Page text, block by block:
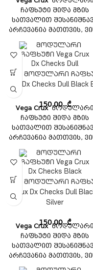
ჩაფხუტი შიდა მზის
სათვალით
არჩევანია მათთვის,
ეძებს ხარისხიან
ხელმისაწვდომ ფასად.
ჩაფხუტი აღჭურვილია
მოდულარული
რომელიც მარტივი
გამოსაყენებელია და
უზრუნველყოფს
შესანიშნავ მორგებას.
აკმაყოფილებს ISI, DOT
უსაფრთხოების
სტანდარტს.
Vega მოდულარი
Crux Dx Checks Dull Black
150,00₾
Vega Cruxმოდულარი
ჩაფხუტი შიდა მზის
სათვალით
არჩევანია მათთვის,
ეძებს ხარისხიან
ხელმისაწვდომ ფასად.
ჩაფხუტი აღჭურვილია
მოდულარული
რომელიც მარტივი
გამოსაყენებელია და
უზრუნველყოფს
აკმაყოფილებს ISI, DOT
უსაფრთხოების
სტანდარტს.
Vega მოდულარი
Crux Dx Checks Dull
Silver
150,00₾
Vega Cruxმოდულარი
ჩაფხუტი შიდა მზის
სათვალით
არჩევანია მათთვის,
ეძებს ხარისხიან